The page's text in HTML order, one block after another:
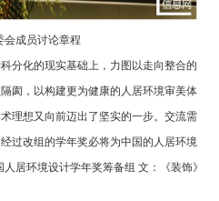
会成员讨论章程
分化的现实基础上，力图以走向整合的
阂，以构建更为健康的人居环境审美体
理想又向前迈出了坚实的一步。交流需
过改组的学年奖必将为中国的人居环境
居环境设计学年奖筹备组 文：《装饰》